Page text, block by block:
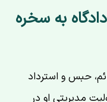
به سخره
حبس و استرداد
مدیریتی او در